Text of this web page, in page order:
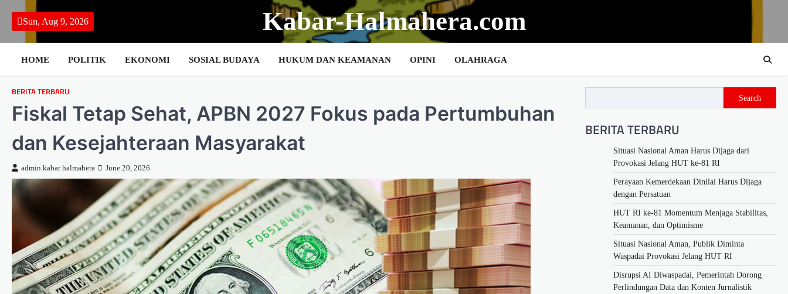
content
Sun, Aug 9, 2026 Kabar-Halmahera.com
HOME POLITIK EKONOMI SOSIAL BUDAYA HUKUM DAN KEAMANAN OPINI OLAHRAGA
BERITA TERBARU
Fiskal Tetap Sehat, APBN 2027 Fokus pada Pertumbuhan
dan Kesejahteraan Masyarakat
admin kabar halmahera June 20, 2026
Search
BERITA TERBARU
Situasi Nasional Aman Harus Dijaga dari
Provokasi Jelang HUT ke-81 RI
Perayaan Kemerdekaan Dinilai Harus Dijaga
dengan Persatuan
HUT RI ke-81 Momentum Menjaga Stabilitas,
Keamanan, dan Optimisme
Situasi Nasional Aman, Publik Diminta
Waspadai Provokasi Jelang HUT RI
Disrupsi AI Diwaspadai, Pemerintah Dorong
Perlindungan Data dan Konten Jurnalistik